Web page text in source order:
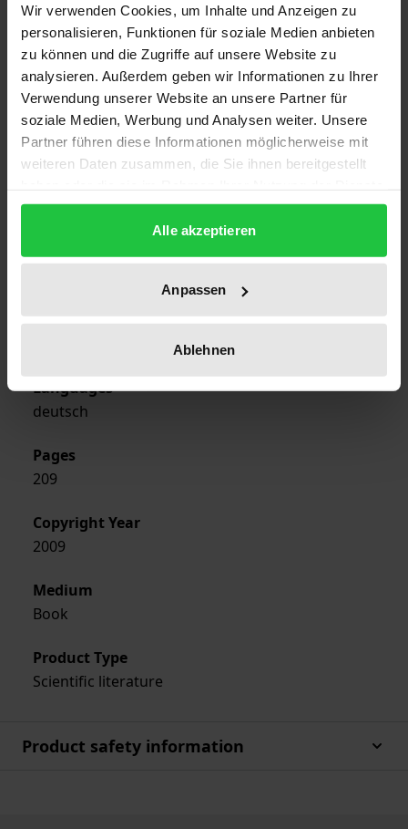
Wir verwenden Cookies, um Inhalte und Anzeigen zu
personalisieren, Funktionen für soziale Medien anbieten
zu können und die Zugriffe auf unsere Website zu
analysieren. Außerdem geben wir Informationen zu Ihrer
Verwendung unserer Website an unsere Partner für
soziale Medien, Werbung und Analysen weiter. Unsere
Partner führen diese Informationen möglicherweise mit
weiteren Daten zusammen, die Sie ihnen bereitgestellt
gesammelt haben.
Alle akzeptieren
Anpassen
Ablehnen
1
ISBN
978-3-89913-698-2
Publication Date
Apr 30, 2009
2009
Publisher
Format
Languages
deutsch
Pages
209
Copyright Year
2009
Medium
Book
Product Type
Scientific literature
Product safety information